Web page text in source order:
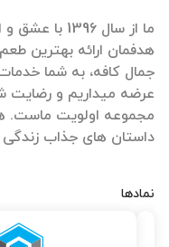
ما از سال
هدفمان ارائه بهترین
جمال کافه، به شما
عرضه میداریم و رضایت
مجموعه اولویت ماست.
داستان های جذاب
نمادها